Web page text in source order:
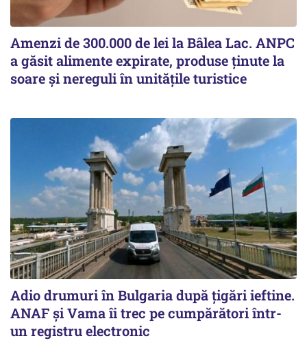
Amenzi de 300.000 de lei la Bâlea Lac. ANPC
a găsit alimente expirate, produse ținute la
soare și nereguli în unitățile turistice
Adio drumuri în Bulgaria după țigări ieftine.
ANAF și Vama îi trec pe cumpărători într-
un registru electronic